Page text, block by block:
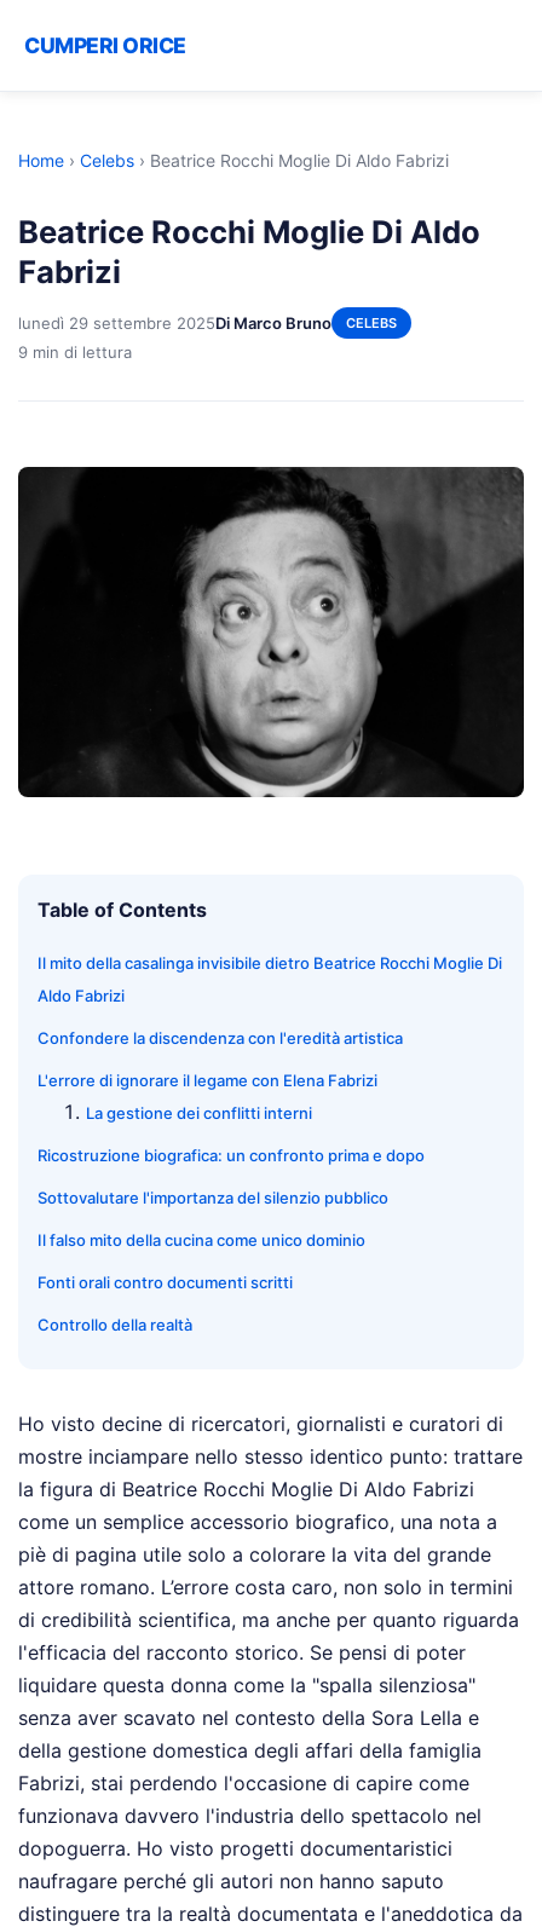
CUMPERI ORICE
Home › Celebs › Beatrice Rocchi Moglie Di Aldo Fabrizi
Beatrice Rocchi Moglie Di Aldo
Fabrizi
lunedì 29 settembre 2025Di Marco Bruno CELEBS
9 min di lettura
Table of Contents
Il mito della casalinga invisibile dietro Beatrice Rocchi Moglie Di
Aldo Fabrizi
Confondere la discendenza con l'eredità artistica
L'errore di ignorare il legame con Elena Fabrizi
La gestione dei conflitti interni
Ricostruzione biografica: un confronto prima e dopo
Sottovalutare l'importanza del silenzio pubblico
Il falso mito della cucina come unico dominio
Fonti orali contro documenti scritti
Controllo della realtà
Ho visto decine di ricercatori, giornalisti e curatori di
mostre inciampare nello stesso identico punto: trattare
la figura di Beatrice Rocchi Moglie Di Aldo Fabrizi
come un semplice accessorio biografico, una nota a
piè di pagina utile solo a colorare la vita del grande
attore romano. L’errore costa caro, non solo in termini
di credibilità scientifica, ma anche per quanto riguarda
l'efficacia del racconto storico. Se pensi di poter
liquidare questa donna come la "spalla silenziosa"
senza aver scavato nel contesto della Sora Lella e
della gestione domestica degli affari della famiglia
Fabrizi, stai perdendo l'occasione di capire come
funzionava davvero l'industria dello spettacolo nel
dopoguerra. Ho visto progetti documentaristici
naufragare perché gli autori non hanno saputo
distinguere tra la realtà documentata e l'aneddotica da